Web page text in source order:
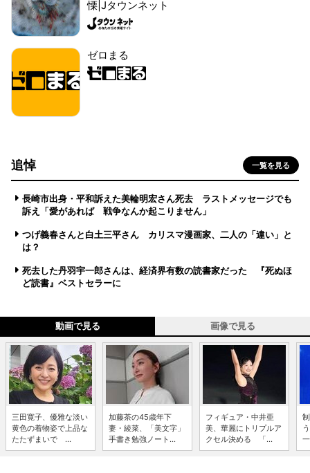
慄|Jタウンネット
ゼロまる
追悼 一覧を見る
長崎市出身・平和訴えた美輪明宏さん死去 ラストメッセージでも
訴え「愛があれば 戦争なんか起こりません」
つげ義春さんと白土三平さん カリスマ漫画家、二人の「違い」と
は？
死去した丹羽宇一郎さんは、経済界有数の読書家だった 『死ぬほ
ど読書』ベストセラーに
動画で見る 画像で見る
三田寛子、優雅な淡い
黄色の着物姿で上品な
たたずまいで ...
加藤茶の45歳年下
妻・綾菜、「美文字」
手書き勉強ノート...
フィギュア・中井亜
美、華麗にトリプルア
クセル決める 「...